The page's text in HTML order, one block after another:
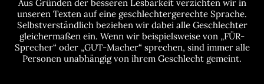
Aus Gründen der besseren Lesbarkeit verzichten wir in
unseren Texten auf eine geschlechtergerechte Sprache.
Selbstverständlich beziehen wir dabei alle Geschlechter
gleichermaßen ein. Wenn wir beispielsweise von „FÜR-
Sprecher“ oder „GUT-Macher“ sprechen, sind immer alle
Personen unabhängig von ihrem Geschlecht gemeint.